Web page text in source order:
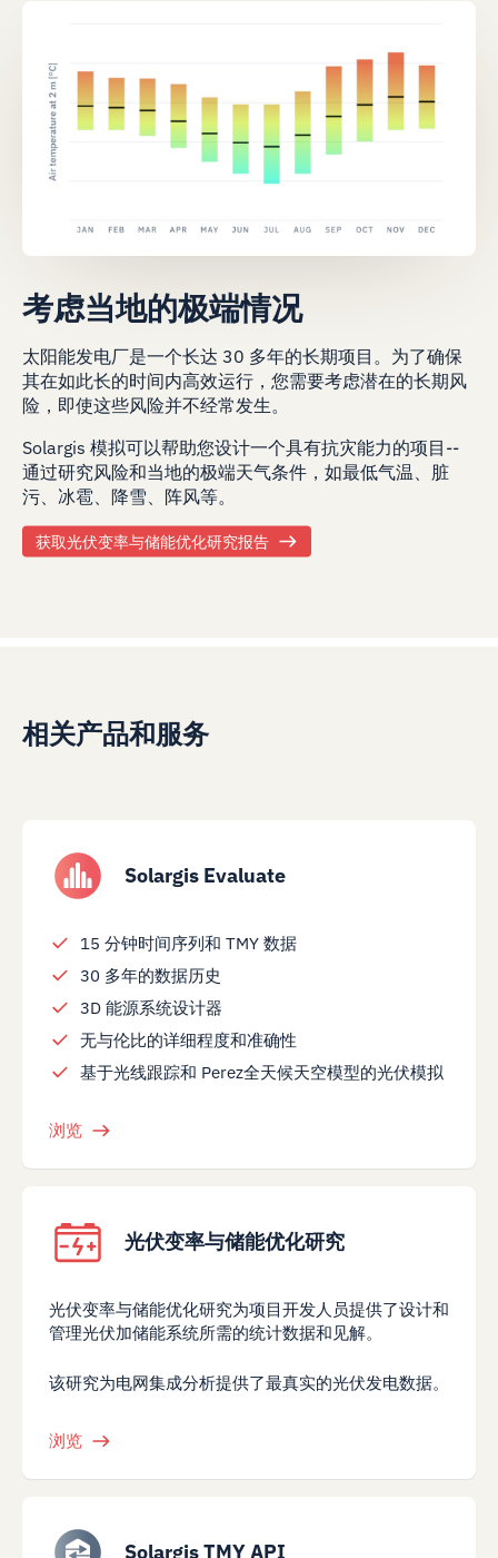
考虑当地的极端情况
太阳能发电厂是一个长达 30 多年的长期项目。为了确保
其在如此长的时间内高效运行，您需要考虑潜在的长期风
险，即使这些风险并不经常发生。
Solargis 模拟可以帮助您设计一个具有抗灾能力的项目--
通过研究风险和当地的极端天气条件，如最低气温、脏
污、冰雹、降雪、阵风等。
获取光伏变率与储能优化研究报告
相关产品和服务
Solargis Evaluate
15 分钟时间序列和 TMY 数据
30 多年的数据历史
3D 能源系统设计器
无与伦比的详细程度和准确性
基于光线跟踪和 Perez全天候天空模型的光伏模拟
浏览
光伏变率与储能优化研究
光伏变率与储能优化研究为项目开发人员提供了设计和
管理光伏加储能系统所需的统计数据和见解。
该研究为电网集成分析提供了最真实的光伏发电数据。
浏览
Solargis TMY API